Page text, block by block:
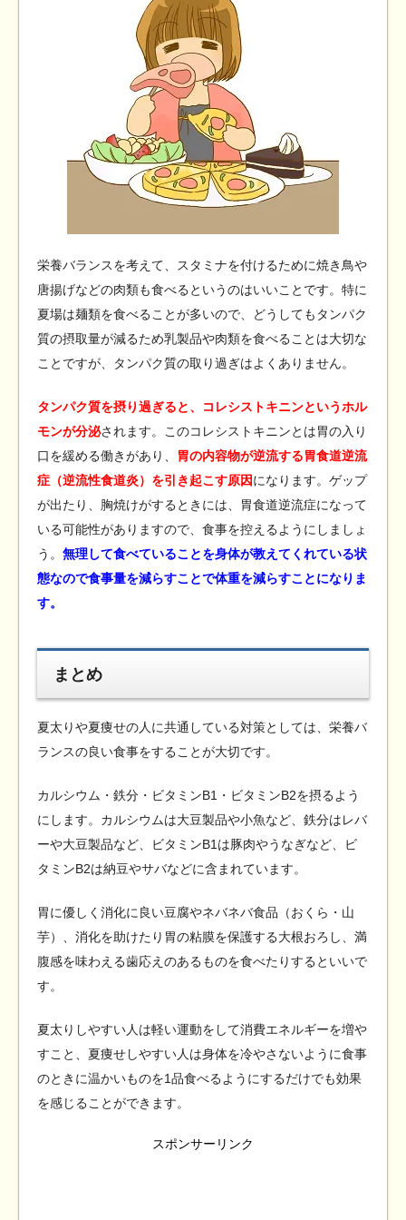
栄養バランスを考えて、スタミナを付けるために焼き鳥や
唐揚げなどの肉類も食べるというのはいいことです。特に
夏場は麺類を食べることが多いので、どうしてもタンパク
質の摂取量が減るため乳製品や肉類を食べることは大切な
ことですが、タンパク質の取り過ぎはよくありません。
タンパク質を摂り過ぎると、コレシストキニンというホル
モンが分泌されます。このコレシストキニンとは胃の入り
口を緩める働きがあり、
胃の内容物が逆流する胃食道逆流
症（逆流性食道炎）を引き起こす原因になります。ゲップ
が出たり、胸焼けがするときには、胃食道逆流症になって
いる可能性がありますので、食事を控えるようにしましょ
う。 無理して食べていることを身体が教えてくれている状
態なので食事量を減らすことで体重を減らすことになりま
す。
まとめ
夏太りや夏痩せの人に共通している対策としては、栄養バ
ランスの良い食事をすることが大切です。
カルシウム・鉄分・ビタミンB1・ビタミンB2を摂るよう
にします。カルシウムは大豆製品や小魚など、鉄分はレバ
ーや大豆製品など、ビタミンB1は豚肉やうなぎなど、ビ
タミンB2は納豆やサバなどに含まれています。
胃に優しく消化に良い豆腐やネバネバ食品（おくら・山
芋）、消化を助けたり胃の粘膜を保護する大根おろし、満
腹感を味わえる歯応えのあるものを食べたりするといいで
す。
夏太りしやすい人は軽い運動をして消費エネルギーを増や
すこと、夏痩せしやすい人は身体を冷やさないように食事
のときに温かいものを1品食べるようにするだけでも効果
を感じることができます。
スポンサーリンク